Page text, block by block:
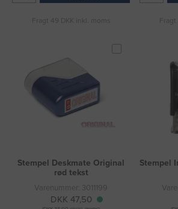
Fragt 49 DKK inkl. moms Fragt
Stempel Deskmate Original
rød tekst
Varenummer: 3011199
DKK 47,50
Stempel